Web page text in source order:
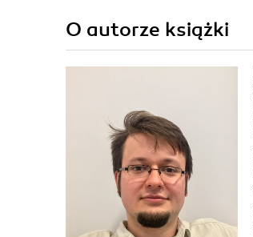
O autorze książki